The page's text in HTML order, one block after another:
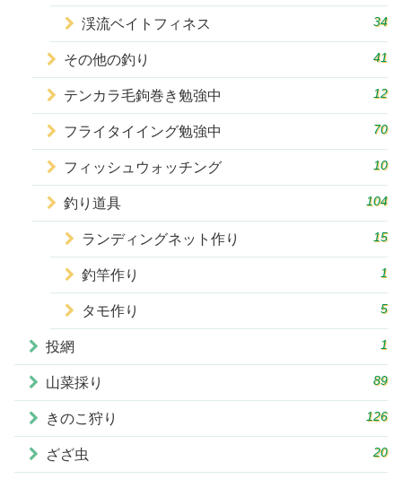
渓流ベイトフィネス 34
その他の釣り 41
テンカラ毛鉤巻き勉強中 12
フライタイイング勉強中 70
フィッシュウォッチング 10
釣り道具 104
ランディングネット作り 15
釣竿作り 1
タモ作り 5
投網 1
山菜採り 89
きのこ狩り 126
ざざ虫 20